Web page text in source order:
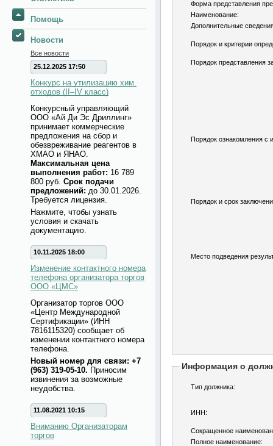
Помощь
Новости
Все новости
25.12.2025 17:50
Конкурс на утилизацию хим.
отходов (II–IV класс)
Конкурсный управляющий
ООО «Ай Ди Эс Дриллинг»
принимает коммерческие
предложения на сбор и
обезвреживание реагентов в
ХМАО и ЯНАО.
Максимальная цена
выполнения работ: 16 789
800 руб. Срок подачи
предложений: до 30.01.2026.
Требуется лицензия.
Нажмите, чтобы узнать
условия и скачать
документацию.
10.11.2025 18:00
Изменение контактного номера
телефона организатора торгов
ООО «ЦМС»
Организатор торгов ООО
«Центр Международной
Сертификации» (ИНН
7816115320) сообщает об
изменении контактного номера
телефона.
Новый номер для связи: +7
(963) 319-05-10. Приносим
извинения за возможные
неудобства.
11.08.2021 10:15
Вниманию Организаторам
торгов
Форма представления
Наименование:
Дополнительные
Порядок и критерии
Порядок представления
Порядок ознакомления с
Порядок и срок
Место подведения
Информация о
Тип должника:
ИНН:
Сокращенное
Полное наименование: